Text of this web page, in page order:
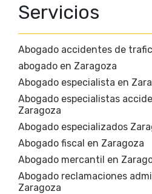
Servicios
Abogado accidentes de
abogado en Zaragoza
Abogado especialista en
Abogado especialistas
Zaragoza
Abogado especializados
Abogado fiscal en Zaragoza
Abogado mercantil en
Abogado reclamaciones
Zaragoza